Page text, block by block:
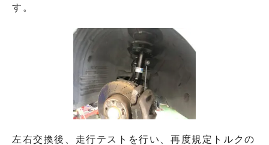
す。
左右交換後、走行テストを行い、再度規定トルクの